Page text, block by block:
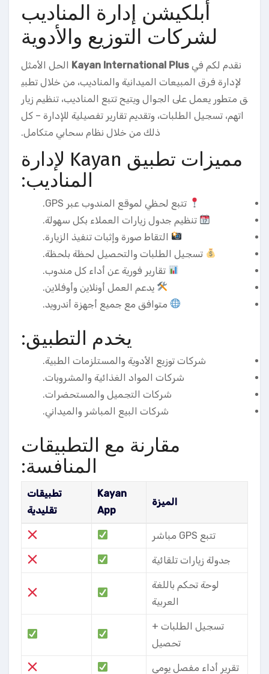
أبلكيشن إدارة المناديب
لشركات التوزيع والأدوية
نقدم لكم في Kayan International Plus
الحل الأمثل
لإدارة فرق المبيعات الميدانية والمناديب، من خلال تطبي
ق متطور يعمل على الجوال ويتيح تتبع المناديب، تنظيم زيار
اتهم، تسجيل الطلبات، وتقديم تقارير تفصيلية للإدارة – كل
ذلك من خلال نظام سحابي متكامل.
مميزات تطبيق Kayan لإدارة
المناديب:
تتبع لحظي لموقع المندوب عبر GPS.
تنظيم جدول زيارات العملاء بكل سهولة.
التقاط صورة وإثبات تنفيذ الزيارة.
تسجيل الطلبات والتحصيل لحظة بلحظة.
تقارير فورية عن أداء كل مندوب.
يدعم العمل أونلاين وأوفلاين.
متوافق مع جميع أجهزة أندرويد.
يخدم التطبيق:
شركات توزيع الأدوية والمستلزمات الطبية.
شركات المواد الغذائية والمشروبات.
شركات التجميل والمستحضرات.
شركات البيع المباشر والميداني.
مقارنة مع التطبيقات
المنافسة:
الميزة
Kayan
App
تطبيقات
تقليدية
تتبع GPS مباشر
جدولة زيارات تلقائية
لوحة تحكم باللغة
العربية
تسجيل الطلبات +
تحصيل
تقرير أداء مفصل يومي